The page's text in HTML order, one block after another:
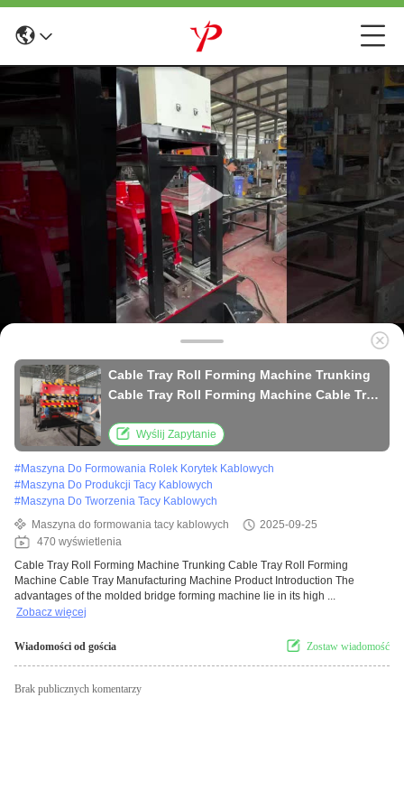
Cable Tray Roll Forming Machine Trunking
Cable Tray Roll Forming Machine Cable Tray
Wyślij Zapytanie
#Maszyna Do Formowania Rolek Korytek Kablowych
#Maszyna Do Produkcji Tacy Kablowych
#Maszyna Do Tworzenia Tacy Kablowych
Maszyna do formowania tacy kablowych
2025-09-25
470 wyświetlenia
Cable Tray Roll Forming Machine Trunking Cable Tray Roll Forming
Machine Cable Tray Manufacturing Machine Product Introduction The
advantages of the molded bridge forming machine lie in its high ...
Zobacz więcej
Wiadomości od gościa Zostaw wiadomość
Brak publicznych komentarzy